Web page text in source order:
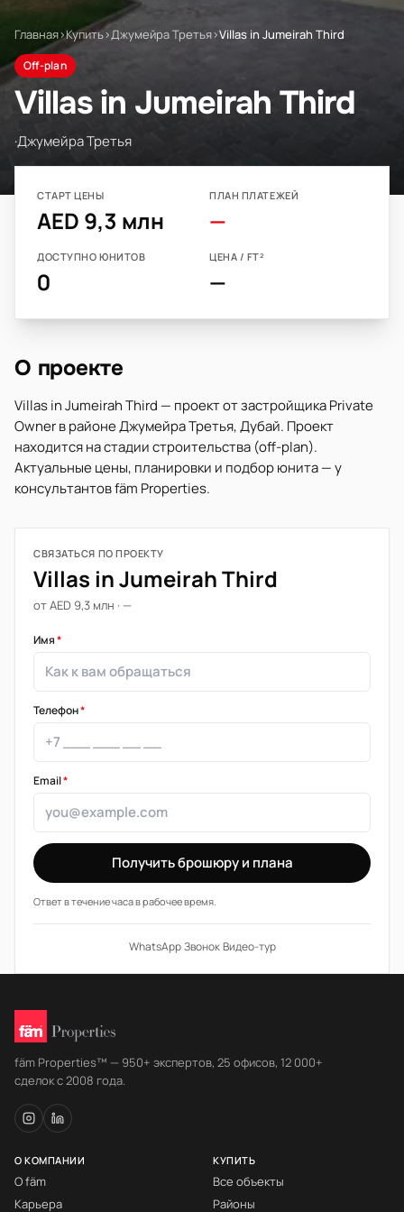
Главная›Купить›Джумейра Третья›Villas in Jumeirah Third
Off-plan
Villas in Jumeirah Third
·Джумейра Третья
СТАРТ ЦЕНЫ
AED 9,3 млн
ПЛАН ПЛАТЕЖЕЙ
—
ДОСТУПНО ЮНИТОВ
0
ЦЕНА / FT²
—
О проекте
Villas in Jumeirah Third — проект от застройщика Private
Owner в районе Джумейра Третья, Дубай. Проект
находится на стадии строительства (off-plan).
Актуальные цены, планировки и подбор юнита — у
консультантов fäm Properties.
СВЯЗАТЬСЯ ПО ПРОЕКТУ
Villas in Jumeirah Third
от AED 9,3 млн · —
Имя*
Телефон*
Email*
Получить брошюру и плана
Ответ в течение часа в рабочее время.
WhatsApp·Звонок·Видео-тур
fäm Properties™ — 950+ экспертов, 25 офисов, 12 000+
сделок с 2008 года.
О КОМПАНИИ
О fäm
Карьера
КУПИТЬ
Все объекты
Районы